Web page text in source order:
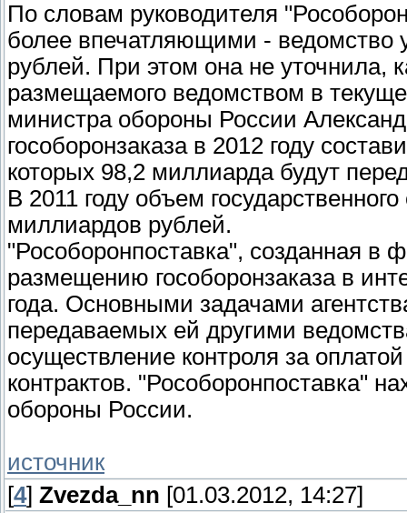
По словам руководителя
более впечатляющими - ведомство
рублей. При этом она не уточнила,
размещаемого ведомством в
министра обороны России
гособоронзаказа в 2012 году
которых 98,2 миллиарда будут
В 2011 году объем
миллиардов рублей.
"Рособоронпоставка", созданная в
размещению гособоронзаказа в
года. Основными задачами
передаваемых ей другими
осуществление контроля за
контрактов. "Рособоронпоставка"
обороны России.
источник
[4] Zvezda_nn [01.03.2012, 14:27]